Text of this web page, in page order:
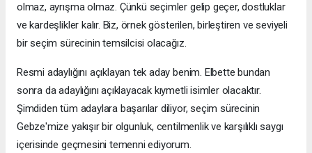
olmaz, ayrışma olmaz. Çünkü seçimler gelip geçer, dostluklar
ve kardeşlikler kalır. Biz, örnek gösterilen, birleştiren ve seviyeli
bir seçim sürecinin temsilcisi olacağız.
Resmi adaylığını açıklayan tek aday benim. Elbette bundan
sonra da adaylığını açıklayacak kıymetli isimler olacaktır.
Şimdiden tüm adaylara başarılar diliyor, seçim sürecinin
Gebze'mize yakışır bir olgunluk, centilmenlik ve karşılıklı saygı
içerisinde geçmesini temenni ediyorum.